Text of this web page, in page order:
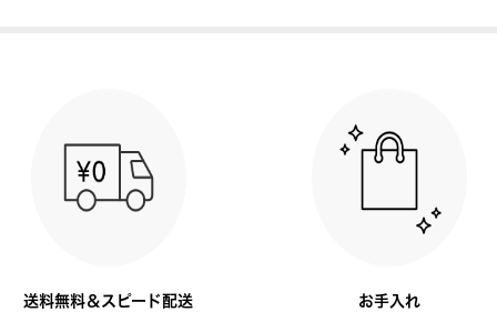
送料無料＆スピード配送 お手入れ